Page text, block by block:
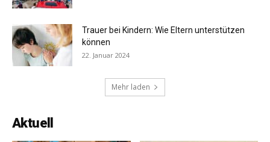
Trauer bei Kindern: Wie Eltern unterstützen
können
22. Januar 2024
Mehr laden
Aktuell